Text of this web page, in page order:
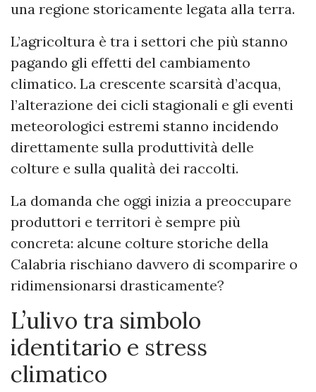
una regione storicamente legata alla terra.
L’agricoltura è tra i settori che più stanno
pagando gli effetti del cambiamento
climatico. La crescente scarsità d’acqua,
l’alterazione dei cicli stagionali e gli eventi
meteorologici estremi stanno incidendo
direttamente sulla produttività delle
colture e sulla qualità dei raccolti.
La domanda che oggi inizia a preoccupare
produttori e territori è sempre più
concreta: alcune colture storiche della
Calabria rischiano davvero di scomparire o
ridimensionarsi drasticamente?
L’ulivo tra simbolo
identitario e stress
climatico